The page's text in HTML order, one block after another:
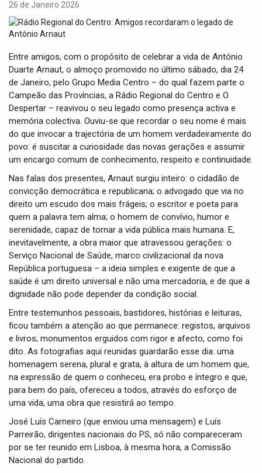
t
i
o
26 de Janeiro 2026
Entre amigos, com o propósito de celebrar a vida de António
Duarte Arnaut, o almoço promovido no último sábado, dia 24
de Janeiro, pelo Grupo Media Centro – do qual fazem parte o
Campeão das Províncias, a Rádio Regional do Centro e O
Despertar – reavivou o seu legado como presença activa e
memória colectiva. Ouviu-se que recordar o seu nome é mais
do que invocar a trajectória de um homem verdadeiramente do
povo: é suscitar a curiosidade das novas gerações e assumir
um encargo comum de conhecimento, respeito e continuidade.
Nas falas dos presentes, Arnaut surgiu inteiro: o cidadão de
convicção democrática e republicana; o advogado que via no
direito um escudo dos mais frágeis; o escritor e poeta para
quem a palavra tem alma; o homem de convívio, humor e
serenidade, capaz de tornar a vida pública mais humana. E,
inevitavelmente, a obra maior que atravessou gerações: o
Serviço Nacional de Saúde, marco civilizacional da nova
República portuguesa – a ideia simples e exigente de que a
saúde é um direito universal e não uma mercadoria, e de que a
dignidade não pode depender da condição social.
Entre testemunhos pessoais, bastidores, histórias e leituras,
ficou também a atenção ao que permanece: registos, arquivos
e livros; monumentos erguidos com rigor e afecto, como foi
dito. As fotografias aqui reunidas guardarão esse dia: uma
homenagem serena, plural e grata, à altura de um homem que,
na expressão de quem o conheceu, era probo e íntegro e que,
para bem do país, ofereceu a todos, através do esforço de
uma vida, uma obra que resistirá ao tempo.
José Luís Carneiro (que enviou uma mensagem) e Luís
Parreirão, dirigentes nacionais do PS, só não compareceram
por se ter reunido em Lisboa, à mesma hora, a Comissão
Nacional do partido.